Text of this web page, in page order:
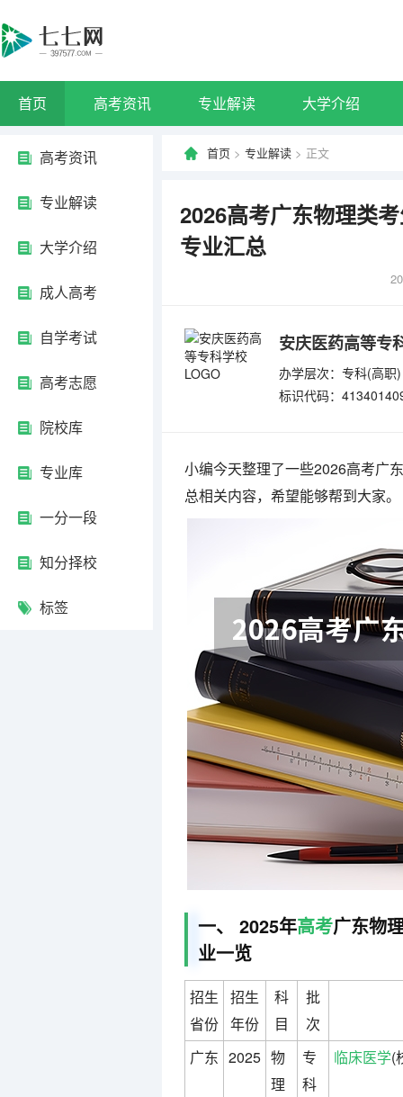
首页 高考资讯 专业解读 大学介绍
高考资讯
专业解读
大学介绍
成人高考
自学考试
高考志愿
院校库
专业库
一分一段
知分择校
标签
首页 > 专业解读 > 正文
2026高考广东物理类
专业汇总
安庆医药高等专
办学层次：专科(高职)
标识代码：
小编今天整理了一些2026高考广
总相关内容，希望能够帮到大家。
一、 2025年高考广东物
业一览
招生
省份
招生
年份
科
目
批
次
广东 2025 物
理
专
科
临床医学(